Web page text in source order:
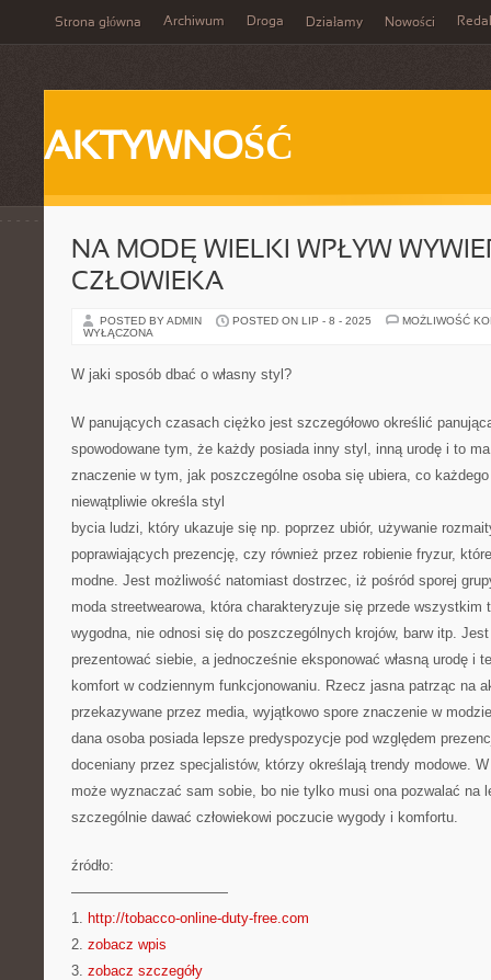
Strona główna Archiwum Droga Działamy Nowości
AKTYWNOŚĆ
NA MODĘ WIELKI WPŁYW
CZŁOWIEKA
POSTED BY ADMIN POSTED ON LIP - 8 - 2025
MOŻLIWOŚĆ
WYŁĄCZONA
W jaki sposób dbać o własny styl?
W panujących czasach ciężko jest szczegółowo określić
spowodowane tym, że każdy posiada inny styl, inną urodę i to
znaczenie w tym, jak poszczególne osoba się ubiera, co
niewątpliwie określa styl
bycia ludzi, który ukazuje się np. poprzez ubiór, używanie
poprawiających prezencję, czy również przez robienie fryzur,
modne. Jest możliwość natomiast dostrzec, iż pośród sporej
moda streetwearowa, która charakteryzuje się przede
wygodna, nie odnosi się do poszczególnych krojów, barw itp.
prezentować siebie, a jednocześnie eksponować własną urodę i
komfort w codziennym funkcjonowaniu. Rzecz jasna patrząc na
przekazywane przez media, wyjątkowo spore znaczenie w
dana osoba posiada lepsze predyspozycje pod względem
doceniany przez specjalistów, którzy określają trendy modowe.
może wyznaczać sam sobie, bo nie tylko musi ona pozwalać na
szczególnie dawać człowiekowi poczucie wygody i komfortu.
źródło:
———————————
1. http://tobacco-online-duty-free.com
2. zobacz wpis
3. zobacz szczegóły